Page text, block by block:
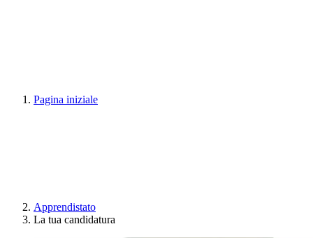
Pagina iniziale
Apprendistato
La tua candidatura